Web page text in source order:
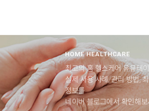
HOME HEALTHCARE
최고의 홈 헬스케어 유유테
실제 사용 사례, 관리 방법,
정보를
네이버 블로그에서 확인해